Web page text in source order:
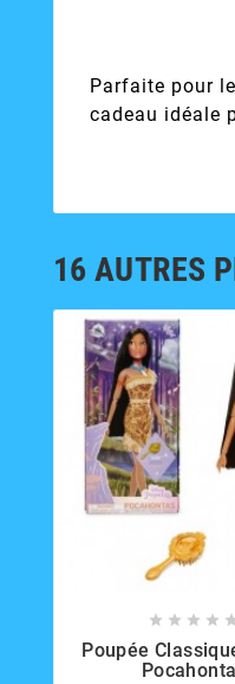
Parfaite pour
cadeau idéale
16 AUTRES
   
Poupée